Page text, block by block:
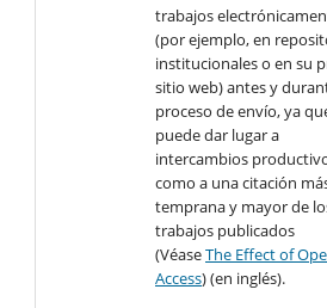
trabajos
(por ejemplo, en
institucionales o en su
sitio web) antes y
proceso de envío, ya
puede dar lugar a
intercambios
como a una citación
temprana y mayor de
trabajos publicados
(VéaseThe Effect of
Access) (en inglés).